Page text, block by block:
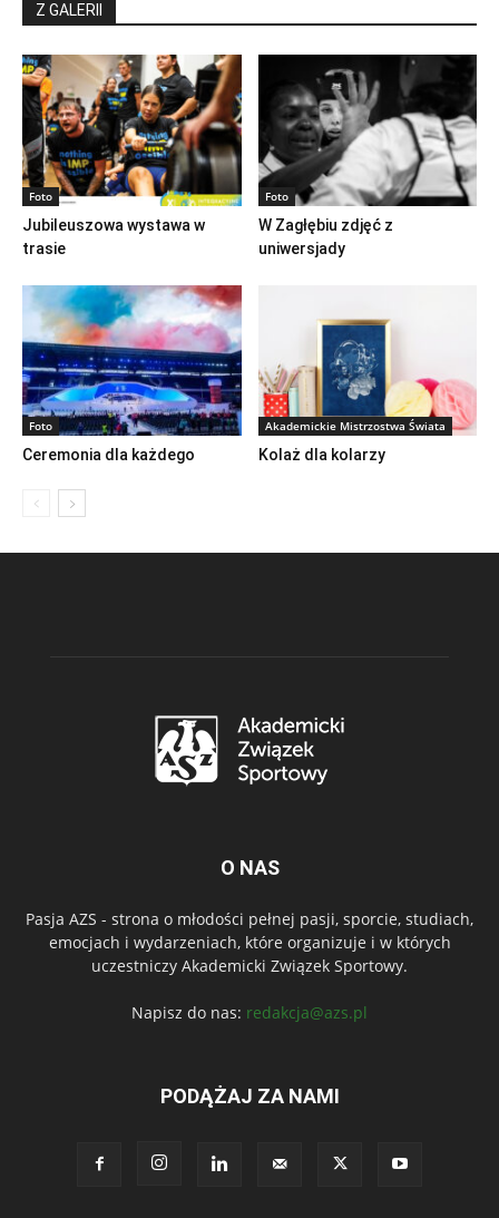
Z GALERII
Foto
Jubileuszowa wystawa w
trasie
Foto
W Zagłębiu zdjęć z
uniwersjady
Foto
Ceremonia dla każdego
Akademickie Mistrzostwa Świata
Kolaż dla kolarzy
O NAS
Pasja AZS - strona o młodości pełnej pasji, sporcie, studiach,
emocjach i wydarzeniach, które organizuje i w których
uczestniczy Akademicki Związek Sportowy.
Napisz do nas: redakcja@azs.pl
PODĄŻAJ ZA NAMI